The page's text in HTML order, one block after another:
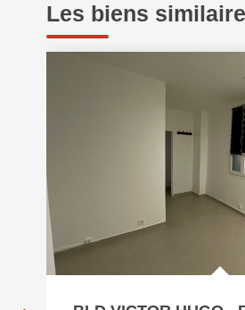
Les biens